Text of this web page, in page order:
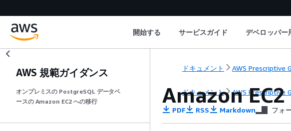
開始する サービスガイド デベロッパー
AWS 規範ガイダンス
オンプレミスの PostgreSQL データベ
ースの Amazon EC2 への移行
ドキュメント AWS Prescriptive
ドキュメント AWS Prescriptive
Amazon
PDF RSS Markdown フォ